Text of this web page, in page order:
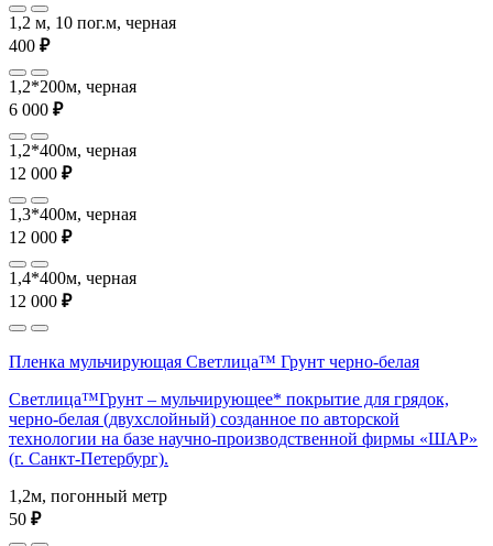
1,2 м, 10 пог.м, черная
400 ₽
1,2*200м, черная
6 000 ₽
1,2*400м, черная
12 000 ₽
1,3*400м, черная
12 000 ₽
1,4*400м, черная
12 000 ₽
Пленка мульчирующая Светлица™ Грунт черно-белая
Светлица™Грунт – мульчирующее* покрытие для грядок,
черно-белая (двухслойный) созданное по авторской
технологии на базе научно-производственной фирмы «ШАР»
(г. Санкт-Петербург).
1,2м, погонный метр
50 ₽